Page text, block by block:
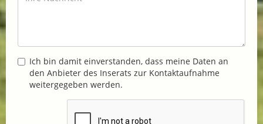
Ich bin damit einverstanden, dass meine Daten an
den Anbieter des Inserats zur Kontaktaufnahme
weitergegeben werden.